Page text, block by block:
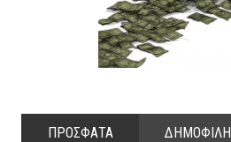
ΠΡΟΣΦΑΤΑ ΔΗΜΟΦΙΛΗ